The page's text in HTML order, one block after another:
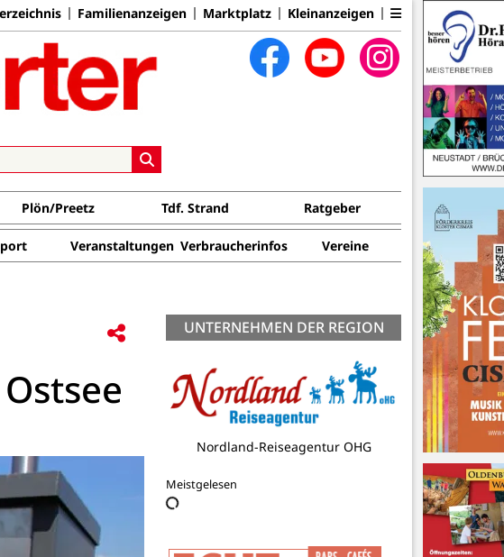
Familienanzeigen Marktplatz Kleinanzeigen
Plön/Preetz Tdf. Strand Ratgeber
Veranstaltungen Verbraucherinfos Vereine
UNTERNEHMEN DER REGION
Freiwillige Feuerwehr Grömitz
Meistgelesen